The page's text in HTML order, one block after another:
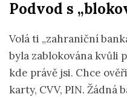
Podvod s
Volá ti „zahraniční
byla zablokována kvůli
kde právě jsi. Chce
karty, CVV, PIN. Žádná